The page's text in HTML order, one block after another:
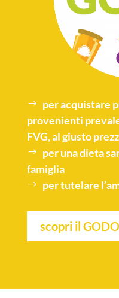
per acquistare
provenienti
FVG, al giusto
per unadieta
famiglia
per tutelare l’
scopri il GODO